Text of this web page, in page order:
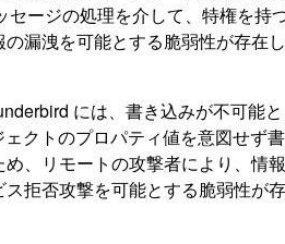
セージの処理を介して、特権を持
漏洩を可能とする脆弱性が存在
には、書き込みが不可能
クトのプロパティ値を意図せず
め、リモートの攻撃者により、情
拒否攻撃を可能とする脆弱性が